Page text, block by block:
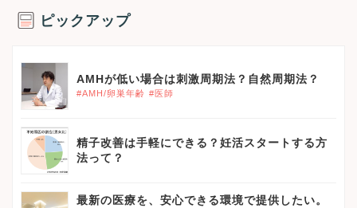
ピックアップ
AMHが低い場合は刺激周期法？自然周期法？
#AMH/卵巣年齢 #医師
精子改善は手軽にできる？妊活スタートする方
法って？
最新の医療を、安心できる環境で提供したい。